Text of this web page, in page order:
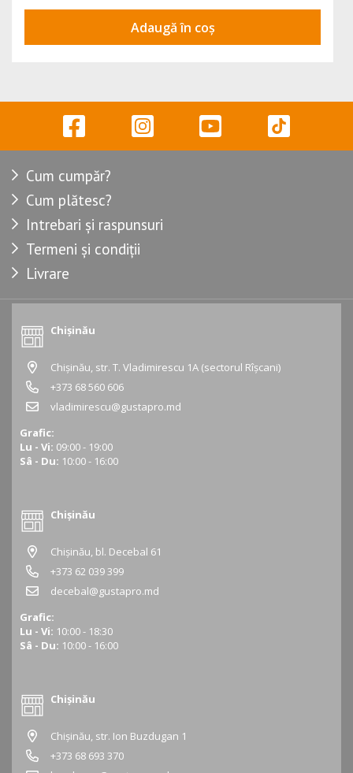
Adaugă în coș
Cum cumpăr?
Cum plătesc?
Intrebari și raspunsuri
Termeni și condiții
Livrare
Chișinău
Chișinău, str. T. Vladimirescu 1A (sectorul Rîșcani)
+373 68 560 606
vladimirescu@gustapro.md
Grafic:
Lu - Vi: 09:00 - 19:00
Sâ - Du: 10:00 - 16:00
Chișinău
Chișinău, bl. Decebal 61
+373 62 039 399
decebal@gustapro.md
Grafic:
Lu - Vi: 10:00 - 18:30
Sâ - Du: 10:00 - 16:00
Chișinău
Chișinău, str. Ion Buzdugan 1
+373 68 693 370